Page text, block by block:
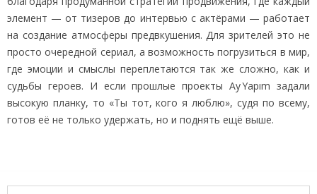
элемент — от тизеров до интервью с актёрами — работает
на создание атмосферы предвкушения. Для зрителей это не
просто очередной сериал, а возможность погрузиться в мир,
где эмоции и смыслы переплетаются так же сложно, как и
судьбы героев. И если прошлые проекты Ay Yapım задали
высокую планку, то «Ты тот, кого я люблю», судя по всему,
готов её не только удержать, но и поднять ещё выше.